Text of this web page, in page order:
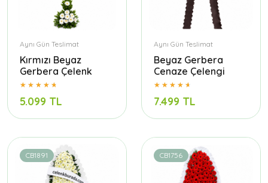
Aynı Gün Teslimat
Kırmızı Beyaz
Gerbera Çelenk
5.099 TL
Aynı Gün Teslimat
Beyaz Gerbera
Cenaze Çelengi
7.499 TL
CB1891 CB1756